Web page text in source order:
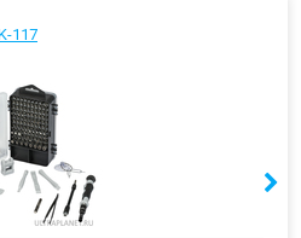
117